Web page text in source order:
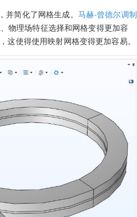
简化了网格生成。 马赫-曾德尔调制
物理场特征选择和网格变得更加容
这使得使用映射网格变得更加容易。